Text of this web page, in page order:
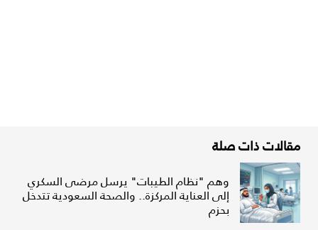
مقالات ذات صلة
وهم "نظام الطيبات" يرسل مرضى السكري
إلى العناية المركزة.. والصحة السعودية تتدخل
بحزم